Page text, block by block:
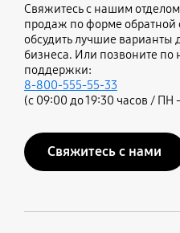
Свяжитесь с нашим
продаж по форме обратной
обсудить лучшие варианты
бизнеса. Или позвоните по
поддержки:
8-800-555-55-33
(с 09:00 до 19:30 часов / ПН
Свяжитесь с нами